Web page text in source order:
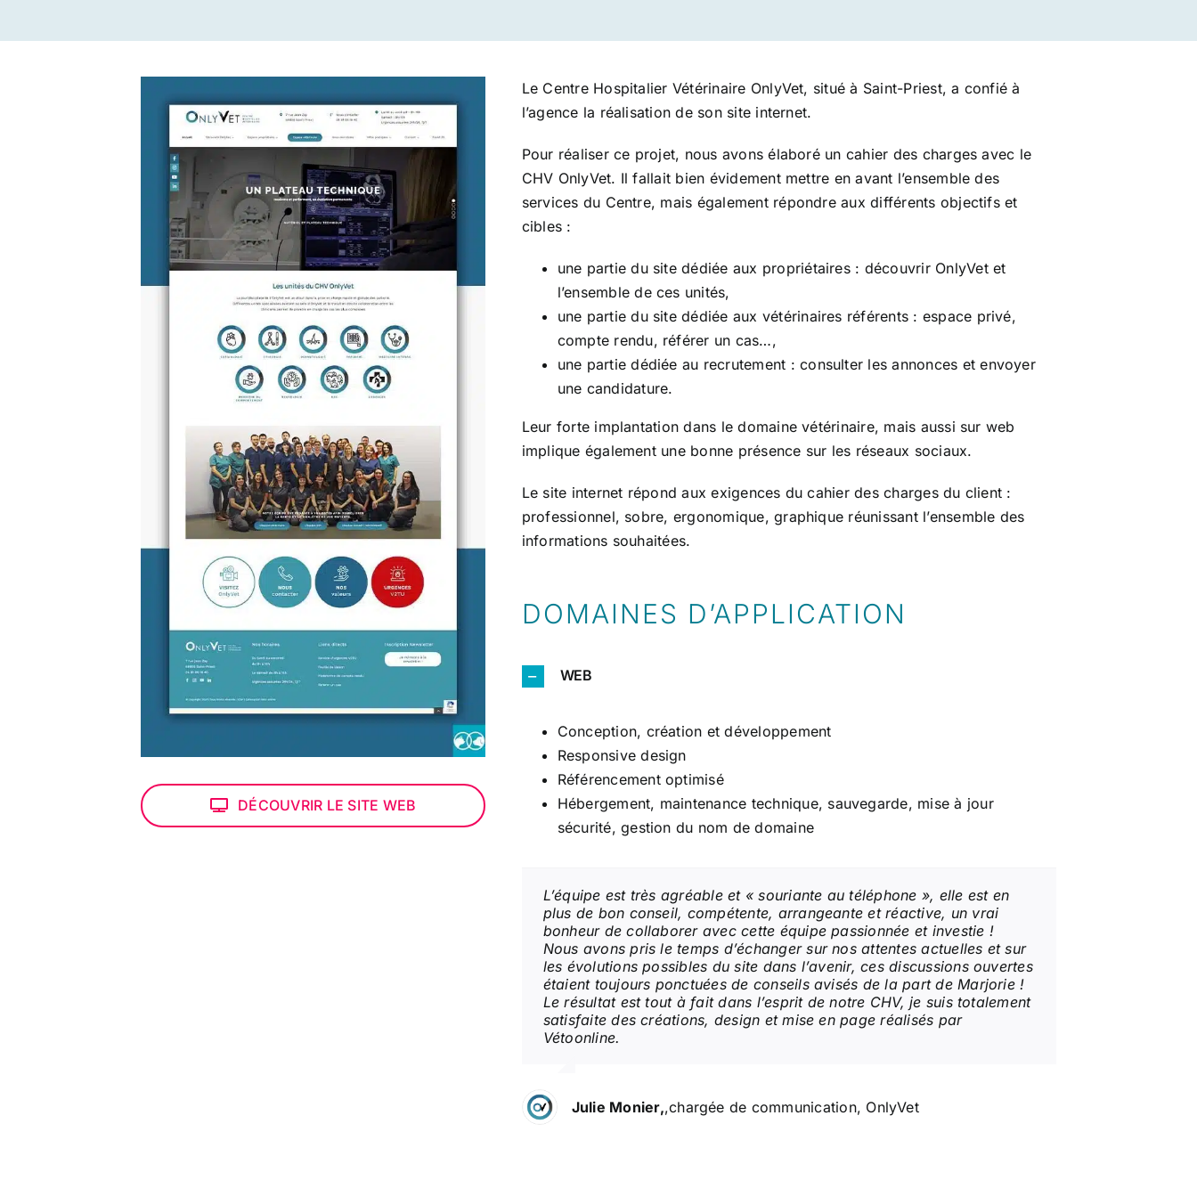
DÉCOUVRIR LE SITE WEB
Le Centre Hospitalier Vétérinaire OnlyVet, situé à Saint-Priest, a confié à
l’agence la réalisation de son site internet.
Pour réaliser ce projet, nous avons élaboré un cahier des charges avec le
CHV OnlyVet. Il fallait bien évidement mettre en avant l’ensemble des
services du Centre, mais également répondre aux différents objectifs et
cibles :
une partie du site dédiée aux propriétaires : découvrir OnlyVet et
l’ensemble de ces unités,
une partie du site dédiée aux vétérinaires référents : espace privé,
compte rendu, référer un cas…,
une partie dédiée au recrutement : consulter les annonces et envoyer
une candidature.
Leur forte implantation dans le domaine vétérinaire, mais aussi sur web
implique également une bonne présence sur les réseaux sociaux.
Le site internet répond aux exigences du cahier des charges du client :
professionnel, sobre, ergonomique, graphique réunissant l’ensemble des
informations souhaitées.
DOMAINES D’APPLICATION
WEB
Conception, création et développement
Responsive design
Référencement optimisé
Hébergement, maintenance technique, sauvegarde, mise à jour
sécurité, gestion du nom de domaine
L’équipe est très agréable et « souriante au téléphone », elle est en
plus de bon conseil, compétente, arrangeante et réactive, un vrai
bonheur de collaborer avec cette équipe passionnée et investie !
Nous avons pris le temps d’échanger sur nos attentes actuelles et sur
les évolutions possibles du site dans l’avenir, ces discussions ouvertes
étaient toujours ponctuées de conseils avisés de la part de Marjorie !
Le résultat est tout à fait dans l’esprit de notre CHV, je suis totalement
satisfaite des créations, design et mise en page réalisés par
Vétoonline.
Julie Monier,,chargée de communication, OnlyVet